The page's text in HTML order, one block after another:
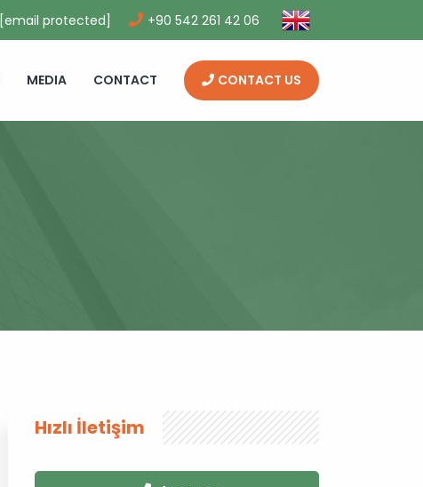
[email protected] +90 542 261 42 06
MEDIA CONTACT CONTACT US
Hızlı İletişim